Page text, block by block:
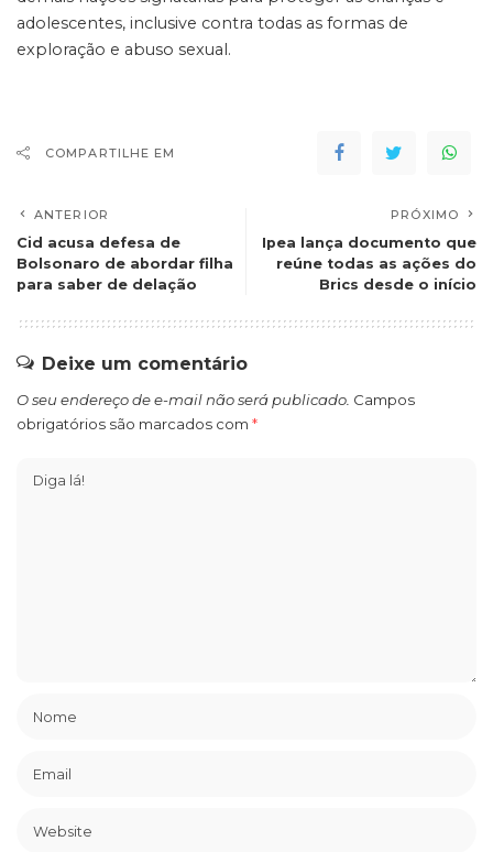
adolescentes, inclusive contra todas as formas de
exploração e abuso sexual.
COMPARTILHE EM
ANTERIOR
Cid acusa defesa de
Bolsonaro de abordar filha
para saber de delação
PRÓXIMO
Ipea lança documento que
reúne todas as ações do
Brics desde o início
Deixe um comentário
O seu endereço de e-mail não será publicado. Campos
obrigatórios são marcados com *